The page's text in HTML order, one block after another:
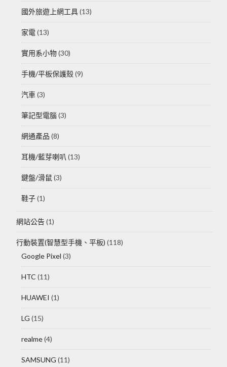
國外旅遊上網工具(13)
家電 (13)
實用系小物(30)
手機/平板保護殼(9)
汽車 (3)
筆記型電腦(3)
網通產品 (8)
耳機/藍芽喇叭 (13)
鍵盤/滑鼠 (3)
鞋子(1)
網站公告(1)
行動裝置(智慧型手機、平板) (118)
Google Pixel (3)
HTC (11)
HUAWEI (1)
LG (15)
realme(4)
SAMSUNG (11)